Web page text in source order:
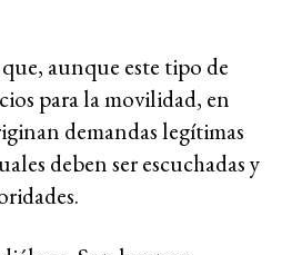
aunque este tipo de
para la movilidad, en
demandas legítimas
deben ser escuchadas y